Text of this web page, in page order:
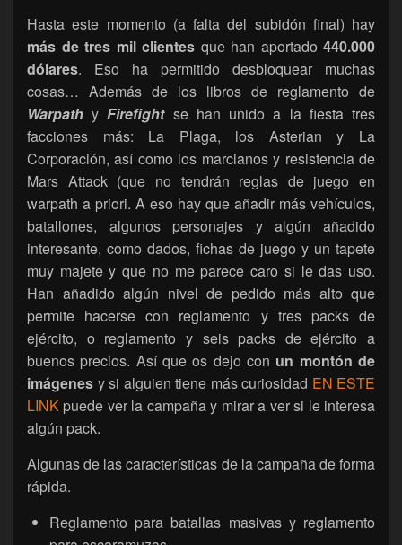
Hasta este momento (a falta del subidón final) hay
más de tres mil clientes que han aportado 440.000
dólares. Eso ha permitido desbloquear muchas
cosas… Además de los libros de reglamento de
Warpath yFirefightse han unido a la fiesta tres
facciones más: La Plaga, los Asterian y La
Corporación, así como los marcianos y resistencia de
Mars Attack (que no tendrán reglas de juego en
warpath a priori. A eso hay que añadir más vehículos,
batallones, algunos personajes y algún añadido
interesante, como dados, fichas de juego y un tapete
muy majete y que no me parece caro si le das uso.
Han añadido algún nivel de pedido más alto que
permite hacerse con reglamento y tres packs de
ejército, o reglamento y seis packs de ejército a
buenos precios. Así que os dejo con un montón de
imágenes y si alguien tiene más curiosidad EN ESTE
LINK puede ver la campaña y mirar a ver si le interesa
algún pack.
Algunas de las características de la campaña de forma
rápida.
Reglamento para batallas masivas y reglamento